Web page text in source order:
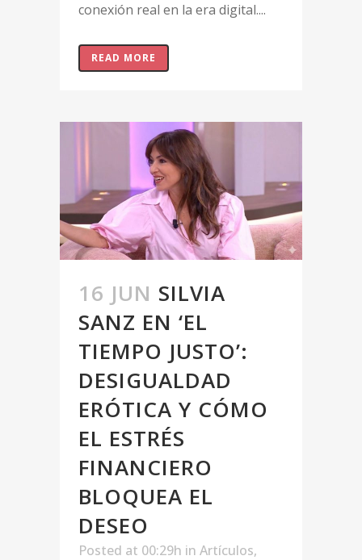
conexión real en la era digital....
READ MORE
16 JUN SILVIA
SANZ EN ‘EL
TIEMPO JUSTO’:
DESIGUALDAD
ERÓTICA Y CÓMO
EL ESTRÉS
FINANCIERO
BLOQUEA EL
DESEO
Posted at 00:29h in Artículos,